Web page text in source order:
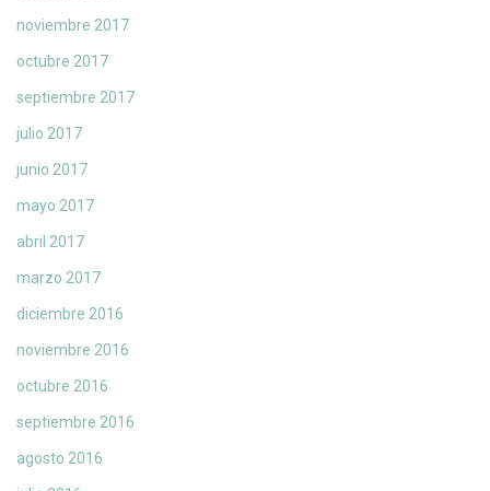
noviembre 2017
octubre 2017
septiembre 2017
julio 2017
junio 2017
mayo 2017
abril 2017
marzo 2017
diciembre 2016
noviembre 2016
octubre 2016
septiembre 2016
agosto 2016